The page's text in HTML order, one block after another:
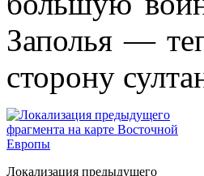
Заполья —
сторону
Локализация предыдущего